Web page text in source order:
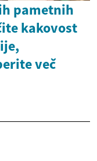
pametnih
kakovost
več